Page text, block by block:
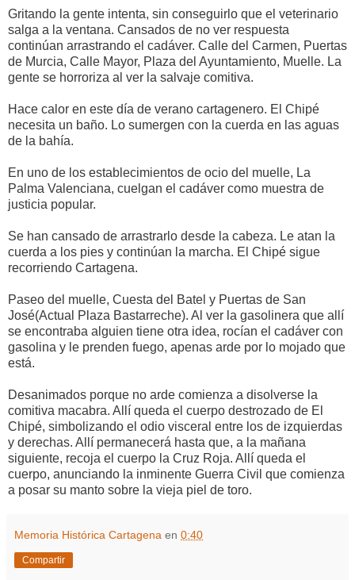
Gritando la gente intenta, sin conseguirlo que el veterinario
salga a la ventana. Cansados de no ver respuesta
continúan arrastrando el cadáver. Calle del Carmen, Puertas
de Murcia, Calle Mayor, Plaza del Ayuntamiento, Muelle. La
gente se horroriza al ver la salvaje comitiva.
Hace calor en este día de verano cartagenero. El Chipé
necesita un baño. Lo sumergen con la cuerda en las aguas
de la bahía.
En uno de los establecimientos de ocio del muelle, La
Palma Valenciana, cuelgan el cadáver como muestra de
justicia popular.
Se han cansado de arrastrarlo desde la cabeza. Le atan la
cuerda a los pies y continúan la marcha. El Chipé sigue
recorriendo Cartagena.
Paseo del muelle, Cuesta del Batel y Puertas de San
José(Actual Plaza Bastarreche). Al ver la gasolinera que allí
se encontraba alguien tiene otra idea, rocían el cadáver con
gasolina y le prenden fuego, apenas arde por lo mojado que
está.
Desanimados porque no arde comienza a disolverse la
comitiva macabra. Allí queda el cuerpo destrozado de El
Chipé, simbolizando el odio visceral entre los de izquierdas
y derechas. Allí permanecerá hasta que, a la mañana
siguiente, recoja el cuerpo la Cruz Roja. Allí queda el
cuerpo, anunciando la inminente Guerra Civil que comienza
a posar su manto sobre la vieja piel de toro.
Memoria Histórica Cartagena en 0:40
Compartir